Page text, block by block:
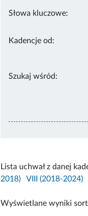
Słowa kluczowe:
Kadencje od:
Szukaj wśród:
Lista uchwał z danej
2018)
VIII (2018-2024)
Wyświetlane wyniki